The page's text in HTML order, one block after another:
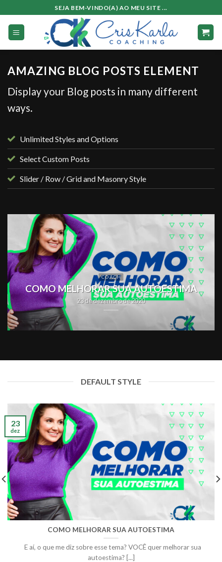
to
content
SEJA BEM-VINDO(A) AO MEU SITE ...
AMAZING BLOG POSTS ELEMENT
Display your Blog posts in many different
ways.
Unlimited Styles and Options
Select Custom Posts
Slider / Row / Grid and Masonry Style
COACH
COMO MELHORAR SUA AUTOESTIMA
23 de dezembro de 2020
DEFAULT STYLE
COMO MELHORAR SUA AUTOESTIMA
E aí, o que me diz sobre esse tema? VOCÊ quer melhorar sua
autoestima? [...]
23
dez